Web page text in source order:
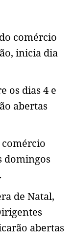
comércio
inicia dia
os dias 4 e
abertas
comércio
domingos
de Natal,
abertas